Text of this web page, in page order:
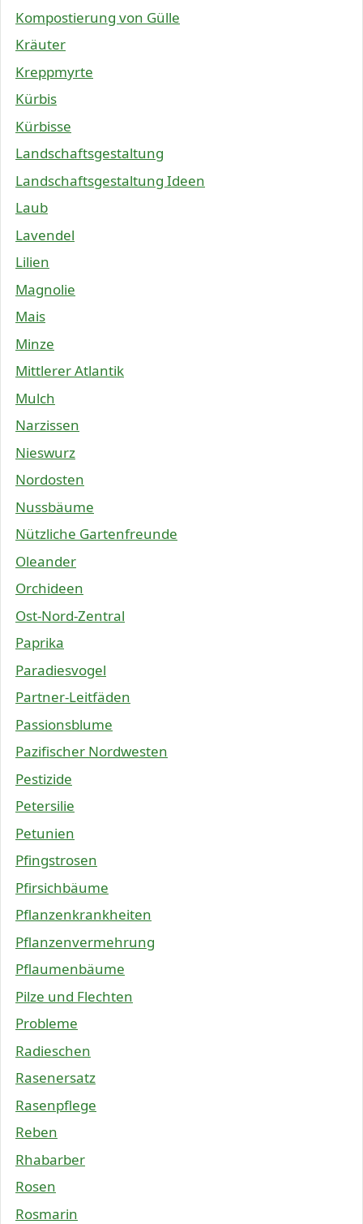
Kompostierung von Gülle
Kräuter
Kreppmyrte
Kürbis
Kürbisse
Landschaftsgestaltung
Landschaftsgestaltung Ideen
Laub
Lavendel
Lilien
Magnolie
Mais
Minze
Mittlerer Atlantik
Mulch
Narzissen
Nieswurz
Nordosten
Nussbäume
Nützliche Gartenfreunde
Oleander
Orchideen
Ost-Nord-Zentral
Paprika
Paradiesvogel
Partner-Leitfäden
Passionsblume
Pazifischer Nordwesten
Pestizide
Petersilie
Petunien
Pfingstrosen
Pfirsichbäume
Pflanzenkrankheiten
Pflanzenvermehrung
Pflaumenbäume
Pilze und Flechten
Probleme
Radieschen
Rasenersatz
Rasenpflege
Reben
Rhabarber
Rosen
Rosmarin